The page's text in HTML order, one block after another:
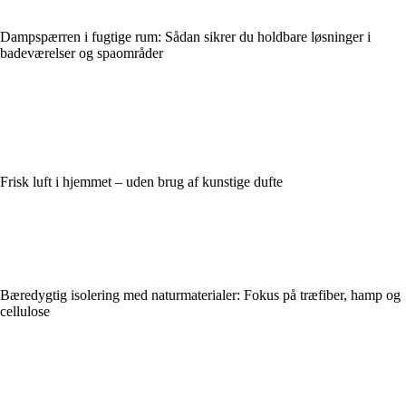
Dampspærren i fugtige rum: Sådan sikrer du holdbare løsninger i
badeværelser og spaområder
Frisk luft i hjemmet – uden brug af kunstige dufte
Bæredygtig isolering med naturmaterialer: Fokus på træfiber, hamp og
cellulose